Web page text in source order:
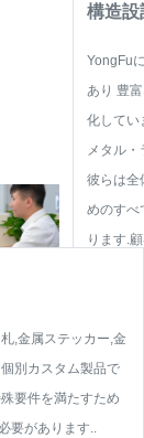
構造設
YongFu
あり 豊
化してい
メタル
彼らは全
めのすべ
ります.
,金属ステッカー,金
別カスタム製品で
要件を満たすため
要があります..